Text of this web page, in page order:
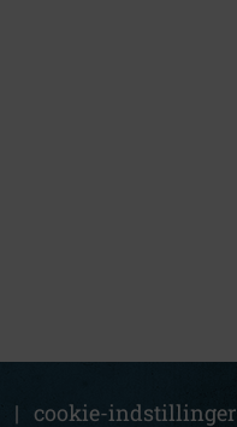
| cookie-indstillinger